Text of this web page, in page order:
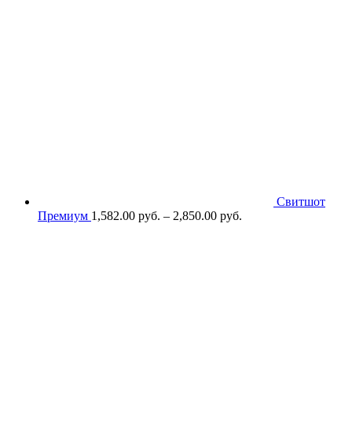
Свитшот
Премиум 1,582.00 руб. – 2,850.00 руб.